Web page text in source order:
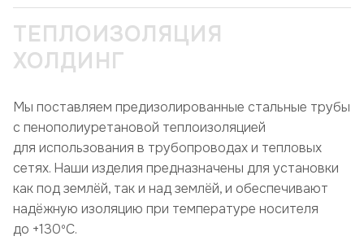
ТЕПЛОИЗОЛЯЦИЯ
ХОЛДИНГ
Мы поставляем предизолированные стальные трубы
с пенополиуретановой теплоизоляцией
для использования в трубопроводах и тепловых
сетях. Наши изделия предназначены для установки
как под землёй, так и над землёй, и обеспечивают
надёжную изоляцию при температуре носителя
до +130ºC.